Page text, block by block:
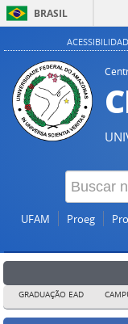
BRASIL
UFAM Proeg
GRADUAÇÃO EAD